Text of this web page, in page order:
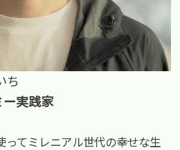
ち
ー実践家
ってミレニアル世代の幸せな生